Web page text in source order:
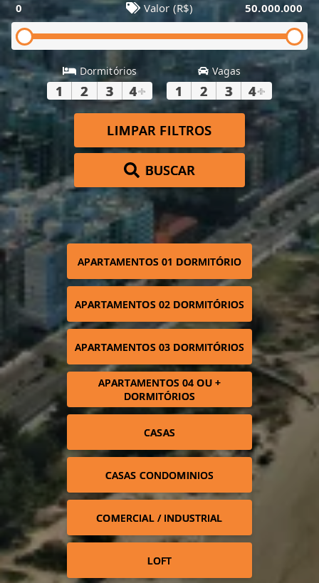
0 Valor (R$) 50.000.000
Dormitórios
1 2 3 4+
Vagas
1 2 3 4+
LIMPAR FILTROS
BUSCAR
APARTAMENTOS 01 DORMITÓRIO
APARTAMENTOS 02 DORMITÓRIOS
APARTAMENTOS 03 DORMITÓRIOS
APARTAMENTOS 04 OU +
DORMITÓRIOS
CASAS
CASAS CONDOMINIOS
COMERCIAL / INDUSTRIAL
LOFT